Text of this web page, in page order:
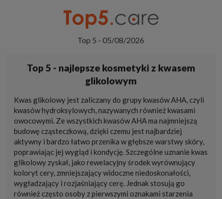
Top 5 - 05/08/2026
Top 5 - najlepsze kosmetyki z kwasem
glikolowym
Kwas glikolowy jest zaliczany do grupy kwasów AHA, czyli
kwasów hydroksylowych, nazywanych również kwasami
owocowymi. Ze wszystkich kwasów AHA ma najmniejszą
budowę cząsteczkową, dzięki czemu jest najbardziej
aktywny i bardzo łatwo przenika w głębsze warstwy skóry,
poprawiając jej wygląd i kondycję. Szczególne uznanie kwas
glikolowy zyskał, jako rewelacyjny środek wyrównujący
koloryt cery, zmniejszający widoczne niedoskonałości,
wygładzający i rozjaśniający cerę. Jednak stosują go
również często osoby z pierwszymi oznakami starzenia